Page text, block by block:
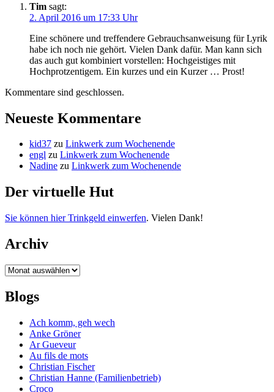
Tim sagt:
2. April 2016 um 17:33 Uhr
Eine schönere und treffendere Gebrauchsanweisung für Lyrik
habe ich noch nie gehört. Vielen Dank dafür. Man kann sich
das auch gut kombiniert vorstellen: Hochgeistiges mit
Hochprotzentigem. Ein kurzes und ein Kurzer … Prost!
Kommentare sind geschlossen.
Neueste Kommentare
kid37 zu Linkwerk zum Wochenende
engl zu Linkwerk zum Wochenende
Nadine zu Linkwerk zum Wochenende
Der virtuelle Hut
Sie können hier Trinkgeld einwerfen. Vielen Dank!
Archiv
Archiv
Blogs
Ach komm, geh wech
Anke Gröner
Ar Gueveur
Au fils de mots
Christian Fischer
Christian Hanne (Familienbetrieb)
Croco